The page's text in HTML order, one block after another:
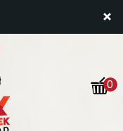
×
0